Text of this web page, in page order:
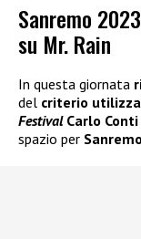
Sanremo
su Mr. Rain
In questa giornata
del criterio
Festival Carlo Conti
spazio per